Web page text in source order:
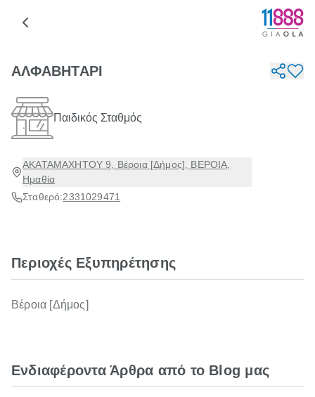
ΑΛΦΑΒΗΤΑΡΙ
Παιδικός Σταθμός
ΑΚΑΤΑΜΑΧΗΤΟΥ 9, Βέροια [Δήμος], ΒΕΡΟΙΑ,
Ημαθία
Σταθερό:2331029471
Περιοχές Εξυπηρέτησης
Βέροια [Δήμος]
Ενδιαφέροντα Άρθρα από το Blog μας